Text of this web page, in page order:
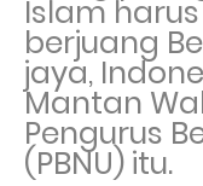
Islam
berjuang
jaya,
Mantan
Pengurus
(PBNU) itu.